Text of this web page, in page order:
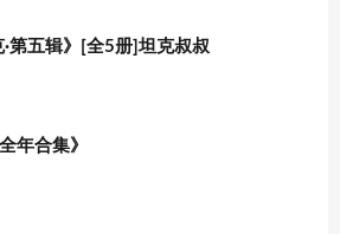
·第五辑》[全5册]坦克叔叔
年合集》